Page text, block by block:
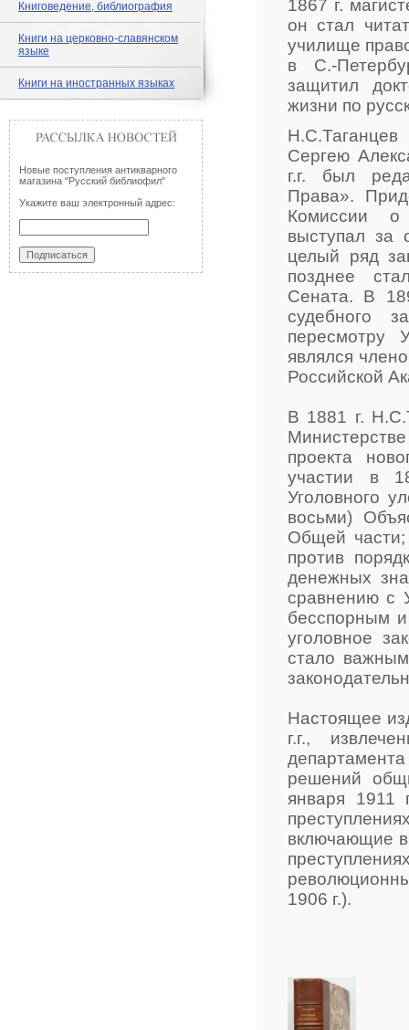
Книговедение, библиография
Книги на церковно-славянском
языке
Книги на иностранных языках
Новые поступления антикварного
магазина "Русский библиофил"
Укажите ваш электронный адрес:
1867 г.
он стал
училище
в С.-
защитил
жизни по
Сергею
г.г. был
Права».
Комиссии о
выступал за
целый ряд
позднее
Сената. В
судебного
пересмотру
являлся
Российской
В 1881 г.
проекта
участии в
Уголовного
восьми)
Общей части;
против
денежных
сравнению с
бесспорным
уголовное
стало
Настоящее
г.г.,
решений
января 1911
включающие в
1906 г.).